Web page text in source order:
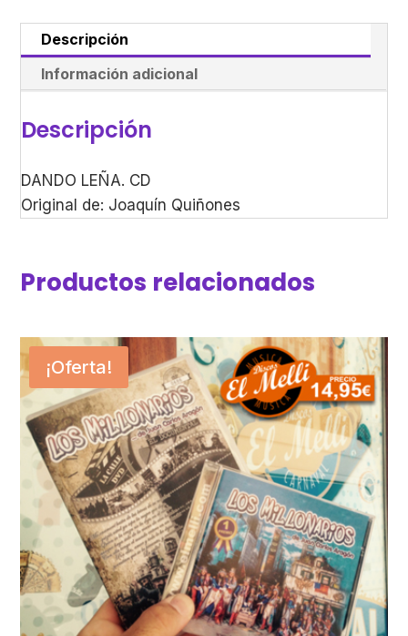
Descripción
Información adicional
Descripción
DANDO LEÑA. CD
Original de: Joaquín Quiñones
Productos relacionados
¡Oferta!